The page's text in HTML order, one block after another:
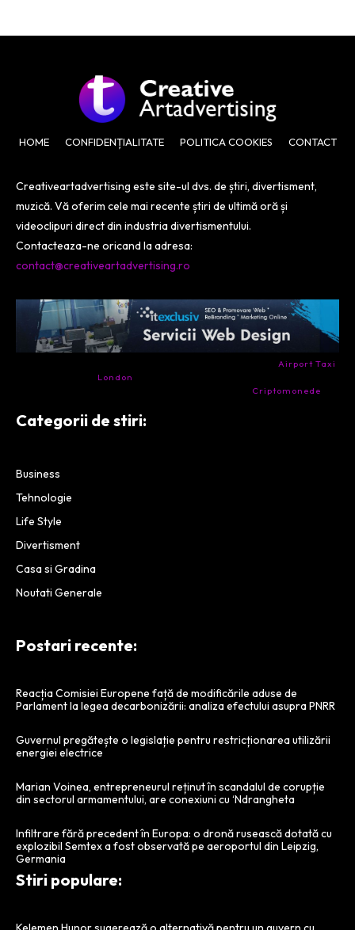
HOME CONFIDENȚIALITATE POLITICA COOKIES CONTACT
Creativeartadvertising este site-ul dvs. de știri, divertisment,
muzică. Vă oferim cele mai recente știri de ultimă oră și
videoclipuri direct din industria divertismentului.
Contacteaza-ne oricand la adresa:
contact@creativeartadvertising.ro
Airport Taxi
London
Criptomonede
Categorii de stiri:
Business
Tehnologie
Life Style
Divertisment
Casa si Gradina
Noutati Generale
Postari recente:
Reacția Comisiei Europene față de modificările aduse de
Parlament la legea decarbonizării: analiza efectului asupra PNRR
Guvernul pregătește o legislație pentru restricționarea utilizării
energiei electrice
Marian Voinea, entrepreneurul reținut în scandalul de corupție
din sectorul armamentului, are conexiuni cu ‘Ndrangheta
Infiltrare fără precedent în Europa: o dronă rusească dotată cu
explozibil Semtex a fost observată pe aeroportul din Leipzig,
Germania
Stiri populare: